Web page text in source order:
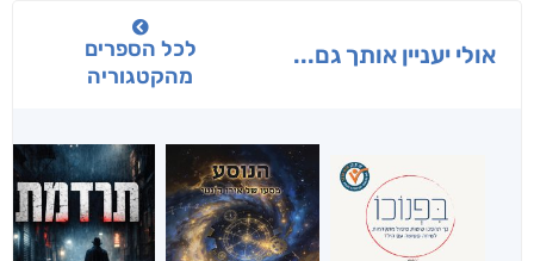
אולי יעניין אותך גם...
לכל הספרים
מהקטגוריה